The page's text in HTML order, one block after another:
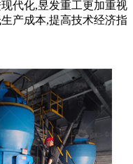
代化,昱发重工更加重视
产成本,提高技术经济指